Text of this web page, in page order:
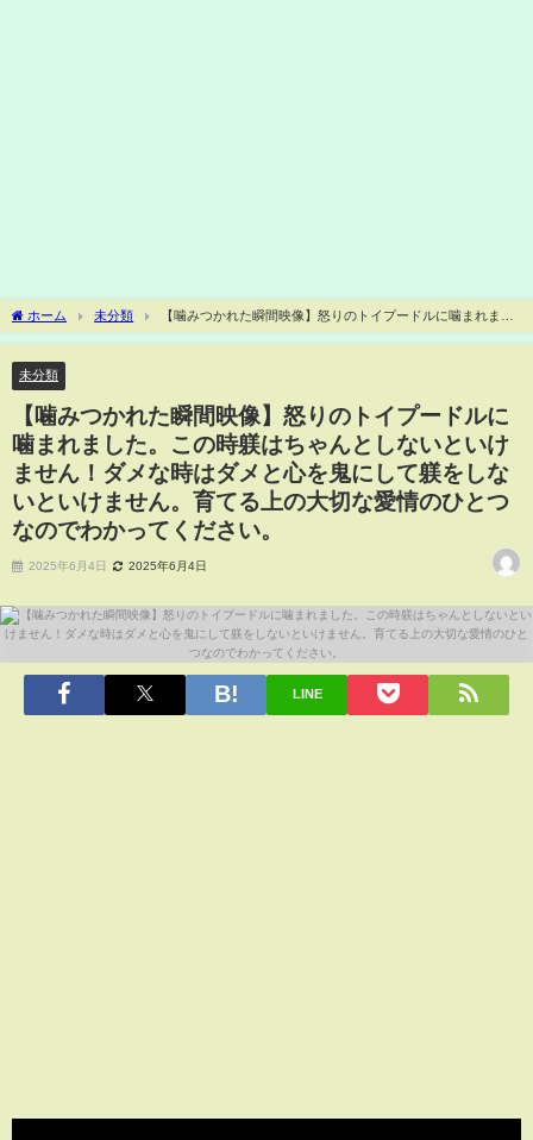
ホーム 未分類
【噛みつかれた瞬間映像】怒りのトイプードルに噛まれまし
た。この時躾はちゃんとしないといけません！ダメな時はダメと心を鬼にして躾をし
未分類
【噛みつかれた瞬間映像】怒りのトイプードルに
噛まれました。この時躾はちゃんとしないといけ
ません！ダメな時はダメと心を鬼にして躾をしな
いといけません。育てる上の大切な愛情のひとつ
なのでわかってください。
2025年6月4日 2025年6月4日
LINE